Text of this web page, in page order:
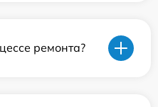
ремонта?